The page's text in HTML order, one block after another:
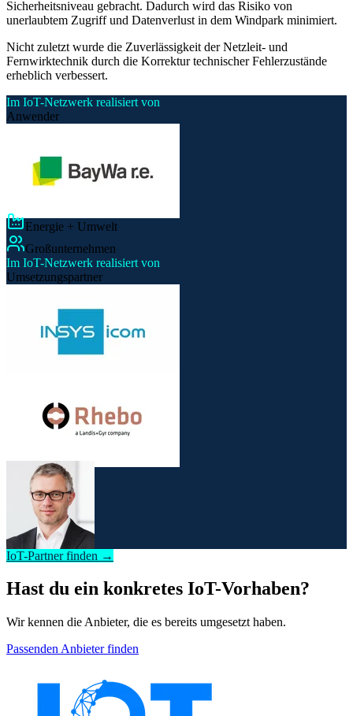
Sicherheitsniveau gebracht. Dadurch wird das Risiko von
unerlaubtem Zugriff und Datenverlust in dem Windpark minimiert.
Nicht zuletzt wurde die Zuverlässigkeit der Netzleit- und
Fernwirktechnik durch die Korrektur technischer Fehlerzustände
erheblich verbessert.
Im IoT-Netzwerk realisiert von
Anwender
Energie + Umwelt
Großunternehmen
Im IoT-Netzwerk realisiert von
Umsetzungspartner
IoT-Partner finden →
Hast du ein konkretes IoT-Vorhaben?
Wir kennen die Anbieter, die es bereits umgesetzt haben.
Passenden Anbieter finden